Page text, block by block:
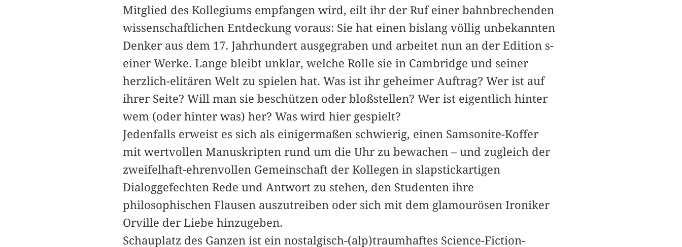
Mitglied des Kollegiums empfangen wird, eilt ihr der Ruf einer bahnbrechenden
wissenschaftlichen Entdeckung voraus: Sie hat einen bislang völlig unbekannten
Denker aus dem 17. Jahrhundert ausgegraben und arbeitet nun an der Edition s­
einer Werke. Lange bleibt unklar, welche Rolle sie in Cambridge und seiner
herzlich-elitären Welt zu spielen hat. Was ist ihr geheimer Auftrag? Wer ist auf
ihrer Seite? Will man sie beschützen oder bloßstellen? Wer ist eigentlich hinter
wem (oder hinter was) her? Was wird hier gespielt?
Jedenfalls erweist es sich als einigermaßen schwierig, einen S­amsonite-Koffer
mit wertvollen Manuskripten rund um die Uhr zu bewachen – und zugleich der
zweifelhaft-ehrenvollen Gemeinschaft der Kollegen in slapstickartigen
Dialoggefechten Rede und Antwort zu stehen, den Studenten ihre
philosophischen Flausen auszutreiben oder sich mit dem glamourösen ­Ironiker
Orville der Liebe hinzugeben.
Schauplatz des Ganzen ist ein nostalgisch-(alp)traumhaftes Science-Fiction-